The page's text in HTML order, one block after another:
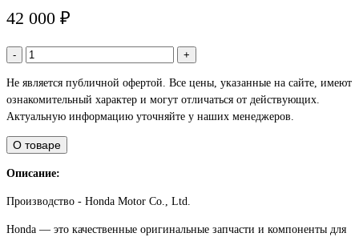
42 000 ₽
- +
Не является публичной офертой. Все цены, указанные на сайте, имеют
ознакомительный характер и могут отличаться от действующих.
Актуальную информацию уточняйте у наших менеджеров.
О товаре
Описание:
Производство - Honda Motor Co., Ltd.
Honda — это качественные оригинальные запчасти и компоненты для